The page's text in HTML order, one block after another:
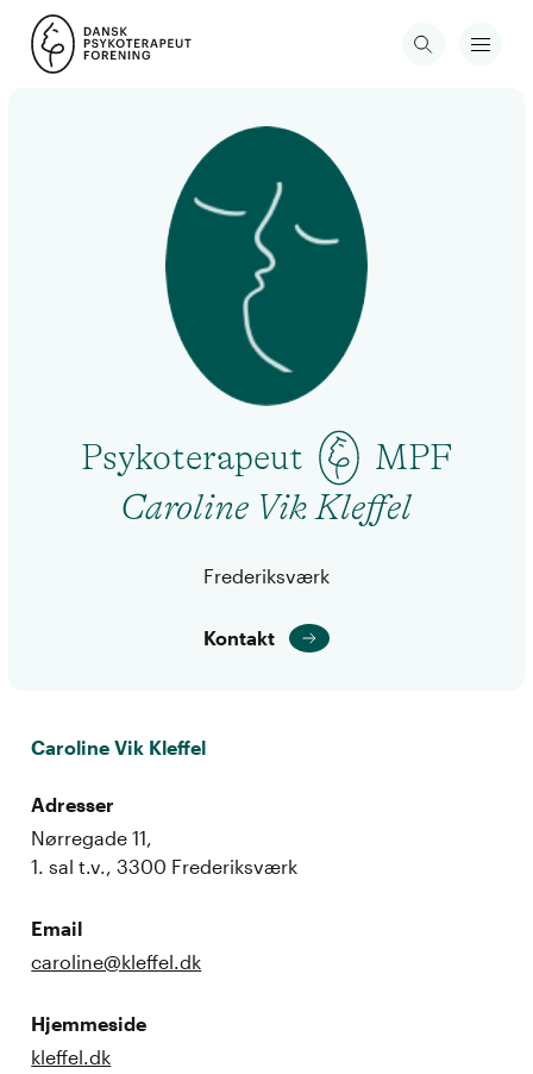
Psykoterapeut
MPF
Caroline Vik Kleffel
Frederiksværk
Kontakt
Caroline Vik Kleffel
Adresser
Nørregade 11,
1. sal t.v., 3300 Frederiksværk
Email
caroline@kleffel.dk
Hjemmeside
kleffel.dk